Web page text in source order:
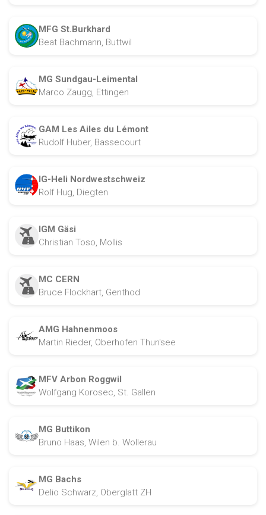
MFG St.Burkhard
Beat Bachmann, Buttwil
MG Sundgau-Leimental
Marco Zaugg, Ettingen
GAM Les Ailes du Lémont
Rudolf Huber, Bassecourt
IG-Heli Nordwestschweiz
Rolf Hug, Diegten
IGM Gäsi
Christian Toso, Mollis
MC CERN
Bruce Flockhart, Genthod
AMG Hahnenmoos
Martin Rieder, Oberhofen Thun'see
MFV Arbon Roggwil
Wolfgang Korosec, St. Gallen
MG Buttikon
Bruno Haas, Wilen b. Wollerau
MG Bachs
Delio Schwarz, Oberglatt ZH